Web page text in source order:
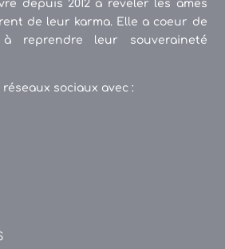
depuis 2012 à révéler les âmes
de leur karma. Elle a coeur de
reprendre leur souveraineté
sociaux avec :